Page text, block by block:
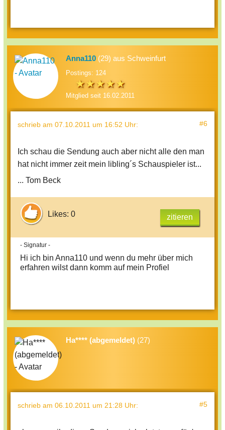
Anna110 (29) aus Schweinfurt
Postings: 124
Mitglied seit 16.02.2011
schrieb am 07.10.2011 um 16:52 Uhr: #6
Ich schau die Sendung auch aber nicht alle den man
hat nicht immer zeit mein libling´s Schauspieler ist...
... Tom Beck
Likes: 0 zitieren
- Signatur -
Hi ich bin Anna110 und wenn du mehr über mich
erfahren wilst dann komm auf mein Profiel
Ha**** (abgemeldet) (27)
schrieb am 06.10.2011 um 21:28 Uhr: #5